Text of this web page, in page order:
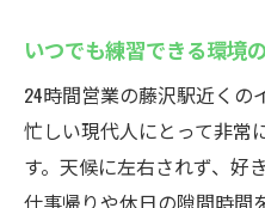
いつでも練習できる環境
24時間営業の藤沢駅近くの
忙しい現代人にとって非常
す。天候に左右されず、好
仕事帰りや休日の隙間時間